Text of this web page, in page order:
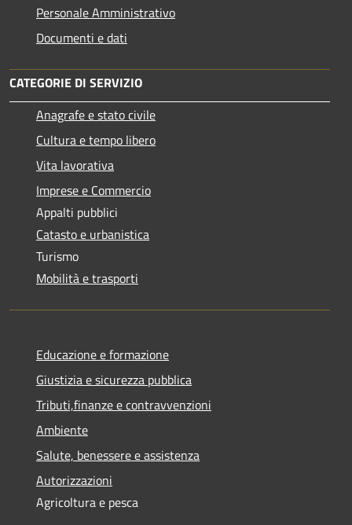
Personale Amministrativo
Documenti e dati
CATEGORIE DI SERVIZIO
Anagrafe e stato civile
Cultura e tempo libero
Vita lavorativa
Imprese e Commercio
Appalti pubblici
Catasto e urbanistica
Turismo
Mobilità e trasporti
Educazione e formazione
Giustizia e sicurezza pubblica
Tributi,finanze e contravvenzioni
Ambiente
Salute, benessere e assistenza
Autorizzazioni
Agricoltura e pesca